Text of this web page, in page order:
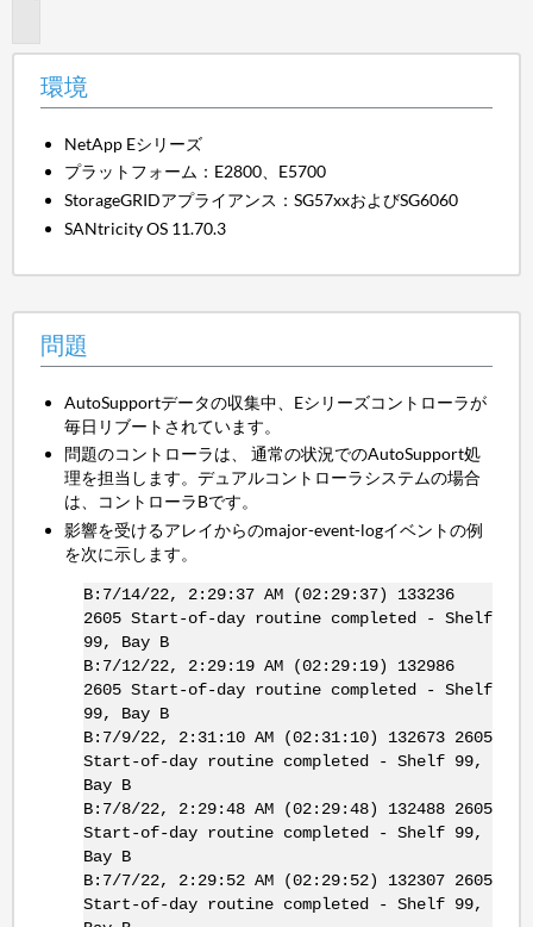
環境
NetApp Eシリーズ
プラットフォーム：E2800、E5700
StorageGRIDアプライアンス：SG57xxおよびSG6060
SANtricity OS 11.70.3
問題
AutoSupportデータの収集中、Eシリーズコントローラが
毎日リブートされています。
問題のコントローラは、 通常の状況でのAutoSupport処
理を担当します。デュアルコントローラシステムの場合
は、コントローラBです。
影響を受けるアレイからのmajor-event-logイベントの例
を次に示します。
B:7/14/22, 2:29:37 AM (02:29:37) 133236
2605 Start-of-day routine completed - Shelf
99, Bay B
B:7/12/22, 2:29:19 AM (02:29:19) 132986
2605 Start-of-day routine completed - Shelf
99, Bay B
B:7/9/22, 2:31:10 AM (02:31:10) 132673 2605
Start-of-day routine completed - Shelf 99,
Bay B
B:7/8/22, 2:29:48 AM (02:29:48) 132488 2605
Start-of-day routine completed - Shelf 99,
Bay B
B:7/7/22, 2:29:52 AM (02:29:52) 132307 2605
Start-of-day routine completed - Shelf 99,